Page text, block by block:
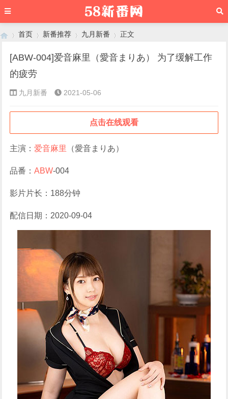
›
首页
›
新番推荐 九月新番 正文
[ABW-004]爱音麻里（愛音まりあ） 为了缓解工作
的疲劳
九月新番 2021-05-06
点击在线观看
主演： 爱音麻里 （愛音まりあ）
品番：ABW-004
影片片长：188分钟
配信日期：2020-09-04